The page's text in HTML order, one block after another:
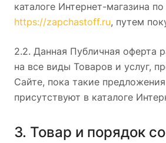
каталоге Интернет-магазина
https://zapchastoff.ru, путем
2.2. Данная Публичная оферта
на все виды Товаров и услуг,
Сайте, пока такие
присутствуют в каталоге
3. Товар и порядок